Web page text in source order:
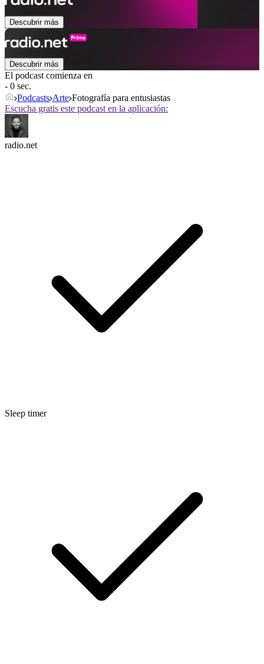
Descubrir más
Descubrir más
El podcast comienza en
- 0 sec.
Podcasts Arte Fotografía para entusiastas
Escucha gratis este podcast en la aplicación:
radio.net
Sleep timer